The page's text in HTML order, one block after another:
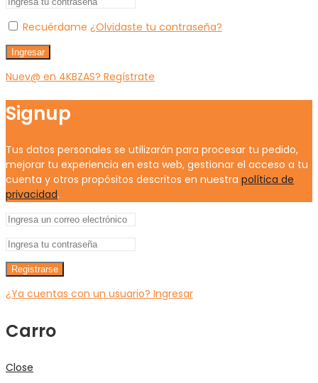
Recuérdame ¿Olvidaste tu contraseña?
Ingresar
Nuev@ en 4KBZAS? Regístrate
Signup
Tus datos personales se utilizarán para procesar tu pedido,
mejorar tu experiencia en esta web, gestionar el acceso a tu
cuenta y otros propósitos descritos en nuestra política de
privacidad.
Registrarse
¿Ya cuentas con un usuario? Ingresar
Carro
Close